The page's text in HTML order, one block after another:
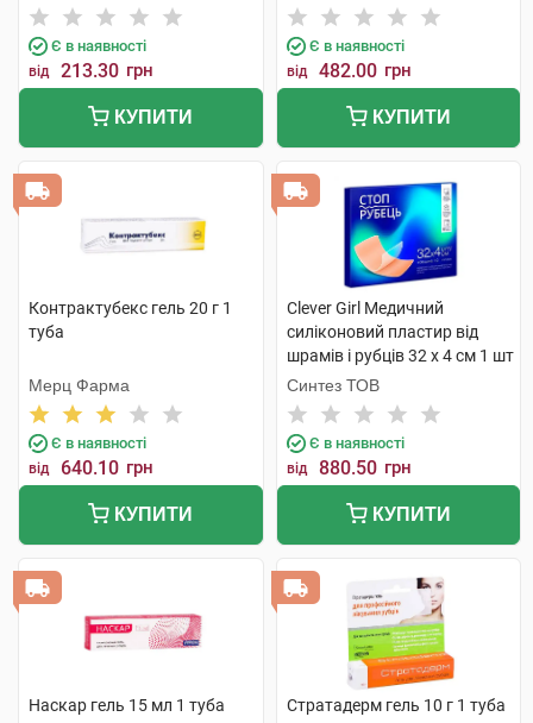
Є в наявності
від 213.30 грн
КУПИТИ
Є в наявності
від 482.00 грн
КУПИТИ
Контрактубекс гель 20 г 1
туба
Мерц Фарма
Є в наявності
від 640.10 грн
КУПИТИ
Clever Girl Медичний
силіконовий пластир від
шрамів і рубців 32 x 4 см 1 шт
Синтез ТОВ
Є в наявності
від 880.50 грн
КУПИТИ
Наскар гель 15 мл 1 туба Стратадерм гель 10 г 1 туба